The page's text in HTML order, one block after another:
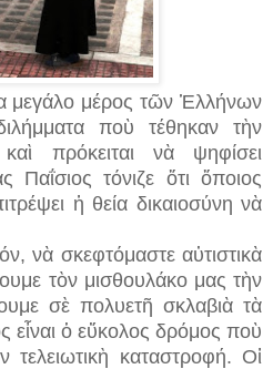
μεγάλο μέρος τῶν Ἑλλήνων
ποὺ τέθηκαν τὴν
πρόκειται νὰ ψηφίσει
Παΐσιος τόνιζε ὅτι ὅποιος
ἡ θεία δικαιοσύνη νὰ
νὰ σκεφτόμαστε αὐτιστικὰ
τὸν μισθουλάκο μας τὴν
σὲ πολυετῆ σκλαβιὰ τὰ
εἶναι ὁ εὔκολος δρόμος ποὺ
καταστροφή. Οἱ